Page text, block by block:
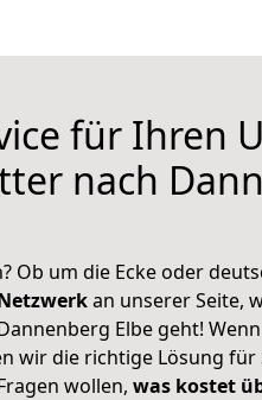
für Ihren
nach
Ob um die Ecke oder
an unserer Seite,
Elbe geht!
wir die richtige Lösung für
wollen, was kostet